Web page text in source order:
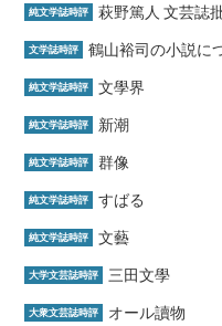
純文学誌時評 萩野篤人 文芸誌
文学誌時評 鶴山裕司の小説に
純文学誌時評 文學界
純文学誌時評 新潮
純文学誌時評 群像
純文学誌時評 すばる
純文学誌時評 文藝
大学文芸誌時評 三田文學
大衆文芸誌時評 オール讀物